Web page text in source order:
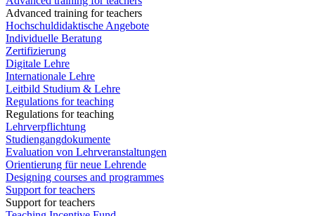
Advanced training for teachers
Hochschuldidaktische Angebote
Individuelle Beratung
Zertifizierung
Digitale Lehre
Internationale Lehre
Leitbild Studium & Lehre
Regulations for teaching
Regulations for teaching
Lehrverpflichtung
Studiengangdokumente
Evaluation von Lehrveranstaltungen
Orientierung für neue Lehrende
Designing courses and programmes
Support for teachers
Support for teachers